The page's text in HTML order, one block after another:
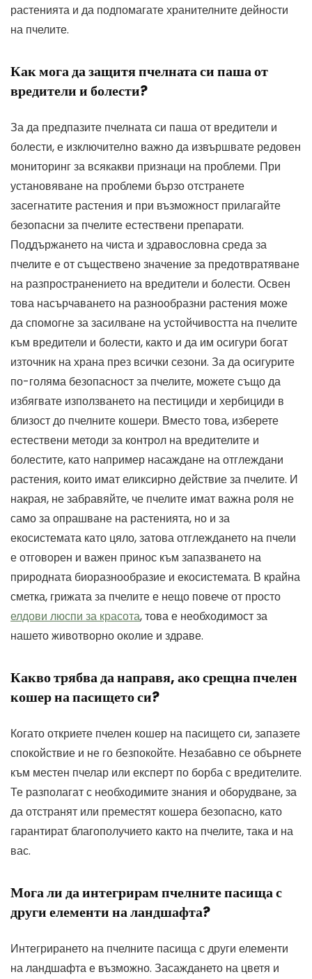
растенията и да подпомагате хранителните дейности
на пчелите.
Как мога да защитя пчелната си паша от
вредители и болести?
За да предпазите пчелната си паша от вредители и
болести, е изключително важно да извършвате редовен
мониторинг за всякакви признаци на проблеми. При
установяване на проблеми бързо отстранете
засегнатите растения и при възможност прилагайте
безопасни за пчелите естествени препарати.
Поддържането на чиста и здравословна среда за
пчелите е от съществено значение за предотвратяване
на разпространението на вредители и болести. Освен
това насърчаването на разнообразни растения може
да спомогне за засилване на устойчивостта на пчелите
към вредители и болести, както и да им осигури богат
източник на храна през всички сезони. За да осигурите
по-голяма безопасност за пчелите, можете също да
избягвате използването на пестициди и хербициди в
близост до пчелните кошери. Вместо това, изберете
естествени методи за контрол на вредителите и
болестите, като например насаждане на отглеждани
растения, които имат еликсирно действие за пчелите. И
накрая, не забравяйте, че пчелите имат важна роля не
само за опрашване на растенията, но и за
екосистемата като цяло, затова отглеждането на пчели
е отговорен и важен принос към запазването на
природната биоразнообразие и екосистемата. В крайна
сметка, грижата за пчелите е нещо повече от просто
елдови люспи за красота, това е необходимост за
нашето животворно околие и здраве.
Какво трябва да направя, ако срещна пчелен
кошер на пасището си?
Когато откриете пчелен кошер на пасището си, запазете
спокойствие и не го безпокойте. Незабавно се обърнете
към местен пчелар или експерт по борба с вредителите.
Те разполагат с необходимите знания и оборудване, за
да отстранят или преместят кошера безопасно, като
гарантират благополучието както на пчелите, така и на
вас.
Мога ли да интегрирам пчелните пасища с
други елементи на ландшафта?
Интегрирането на пчелните пасища с други елементи
на ландшафта е възможно. Засаждането на цветя и